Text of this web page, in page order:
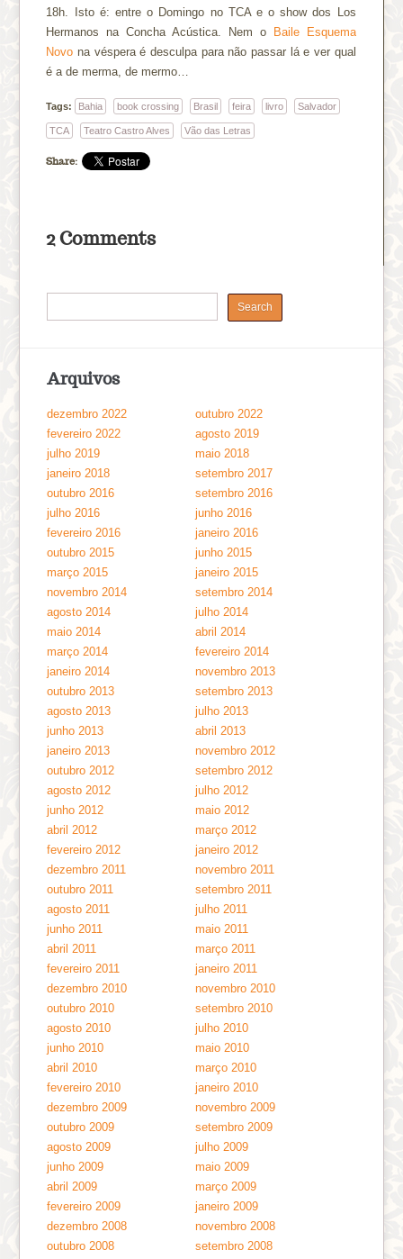
18h. Isto é: entre o Domingo no TCA e o show dos Los
Hermanos na Concha Acústica. Nem o
Baile Esquema
Novo na véspera é desculpa para não passar lá e ver qual
é a de merma, de mermo…
Tags: Bahia book crossing Brasil feira livro Salvador
TCA Teatro Castro Alves Vão das Letras
Share:
2 Comments
Arquivos
dezembro 2022
outubro 2022
fevereiro 2022
agosto 2019
julho 2019
maio 2018
janeiro 2018
setembro 2017
outubro 2016
setembro 2016
julho 2016
junho 2016
fevereiro 2016
janeiro 2016
outubro 2015
junho 2015
março 2015
janeiro 2015
novembro 2014
setembro 2014
agosto 2014
julho 2014
maio 2014
abril 2014
março 2014
fevereiro 2014
janeiro 2014
novembro 2013
outubro 2013
setembro 2013
agosto 2013
julho 2013
junho 2013
abril 2013
janeiro 2013
novembro 2012
outubro 2012
setembro 2012
agosto 2012
julho 2012
junho 2012
maio 2012
abril 2012
março 2012
fevereiro 2012
janeiro 2012
dezembro 2011
novembro 2011
outubro 2011
setembro 2011
agosto 2011
julho 2011
junho 2011
maio 2011
abril 2011
março 2011
fevereiro 2011
janeiro 2011
dezembro 2010
novembro 2010
outubro 2010
setembro 2010
agosto 2010
julho 2010
junho 2010
maio 2010
abril 2010
março 2010
fevereiro 2010
janeiro 2010
dezembro 2009
novembro 2009
outubro 2009
setembro 2009
agosto 2009
julho 2009
junho 2009
maio 2009
abril 2009
março 2009
fevereiro 2009
janeiro 2009
dezembro 2008
novembro 2008
outubro 2008
setembro 2008